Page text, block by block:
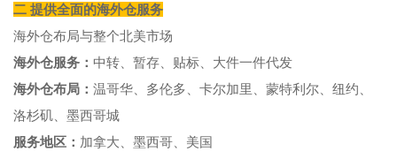
二 提供全面的海外仓服务
海外仓布局与整个北美市场
海外仓服务： 中转、暂存、贴标、大件一件代发
海外仓布局： 温哥华、多伦多、卡尔加里、蒙特利尔、纽约、
洛杉矶、墨西哥城
服务地区： 加拿大、墨西哥、美国